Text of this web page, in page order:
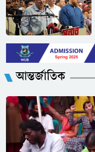
আন্তর্জাতিক